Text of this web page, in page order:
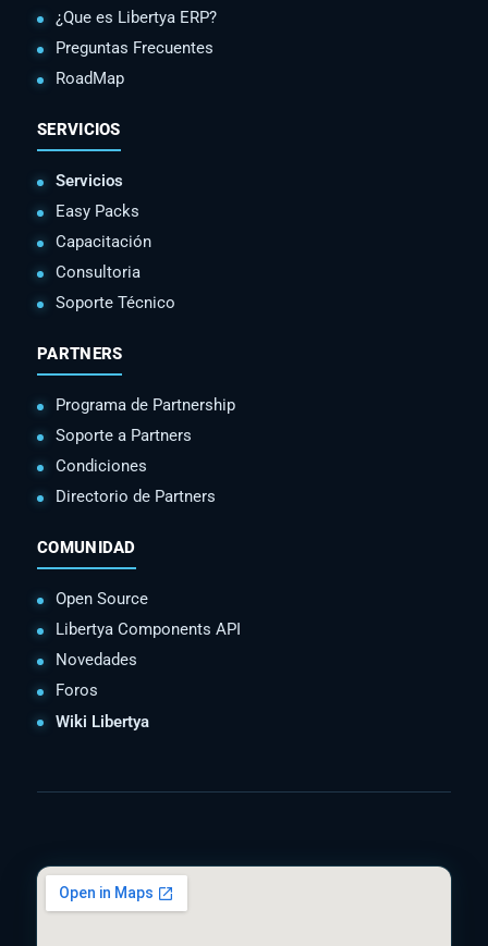
¿Que es Libertya ERP?
Preguntas Frecuentes
RoadMap
SERVICIOS
Servicios
Easy Packs
Capacitación
Consultoria
Soporte Técnico
PARTNERS
Programa de Partnership
Soporte a Partners
Condiciones
Directorio de Partners
COMUNIDAD
Open Source
Libertya Components API
Novedades
Foros
Wiki Libertya